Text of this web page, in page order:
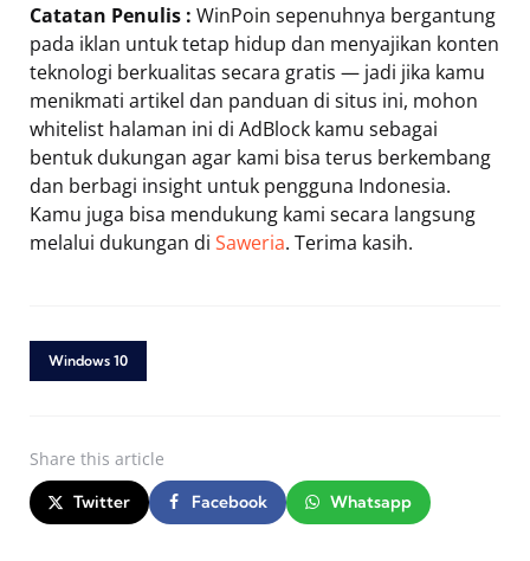
Catatan Penulis : WinPoin sepenuhnya bergantung
pada iklan untuk tetap hidup dan menyajikan konten
teknologi berkualitas secara gratis — jadi jika kamu
menikmati artikel dan panduan di situs ini, mohon
whitelist halaman ini di AdBlock kamu sebagai
bentuk dukungan agar kami bisa terus berkembang
dan berbagi insight untuk pengguna Indonesia.
Kamu juga bisa mendukung kami secara langsung
melalui dukungan di Saweria. Terima kasih.
Windows 10
Share this article
Twitter Facebook Whatsapp